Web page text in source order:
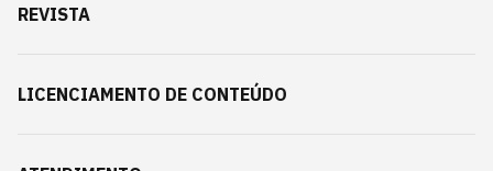
REVISTA
LICENCIAMENTO DE CONTEÚDO